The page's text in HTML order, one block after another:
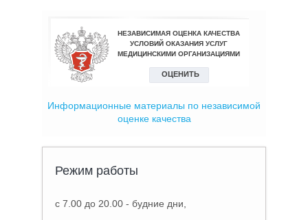
Информационные материалы по независимой
оценке качества
Режим работы
с 7.00 до 20.00 - будние дни,